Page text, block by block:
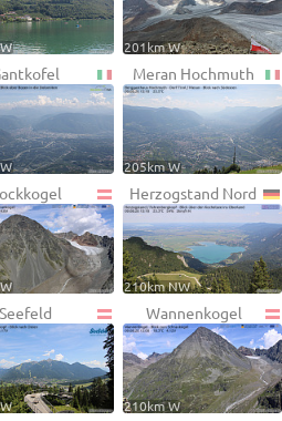
201km W
Meran Hochmuth
205km W
Herzogstand Nord
210km NW
Seefeld Wannenkogel
210km W